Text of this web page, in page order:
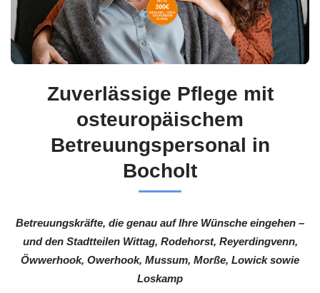
Zuverlässige Pflege mit
osteuropäischem
Betreuungspersonal in
Bocholt
Betreuungskräfte, die genau auf Ihre Wünsche eingehen –
und den Stadtteilen Wittag, Rodehorst, Reyerdingvenn,
Öwwerhook, Owerhook, Mussum, Morße, Lowick sowie
Loskamp